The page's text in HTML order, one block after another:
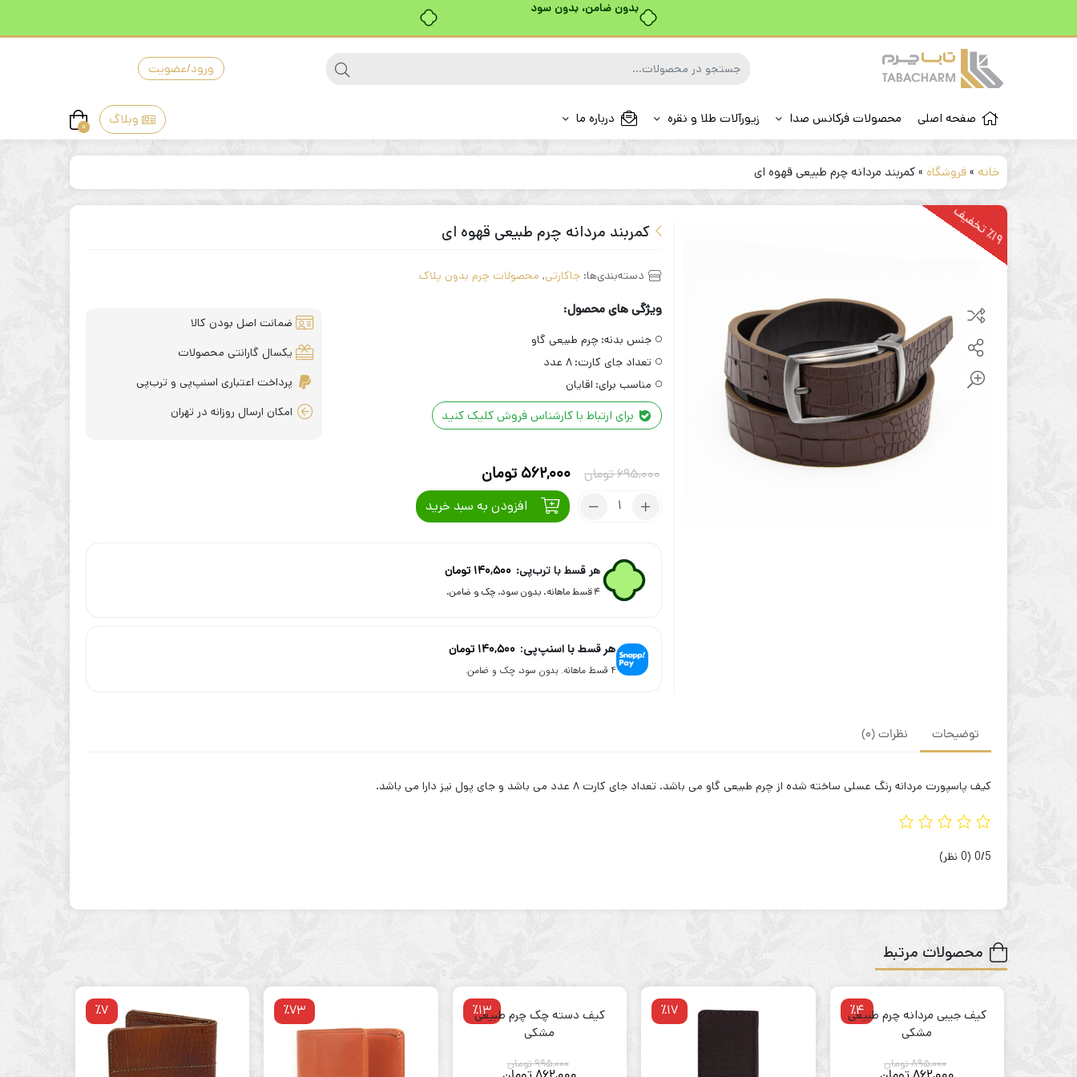
بدون ضامن، بدون سود
ورود/عضویت
صفحه اصلی محصولات فرکانس صدا زیورآلات طلا و نقره درباره ما وبلاگ 0
خانه »فروشگاه »کمربند مردانه چرم طبیعی قهوه ای
٪1
9
ت
خ
ف
یف کمربند مردانه چرم طبیعی قهوه ای
دسته‌بندی‌ها:جاکارتی, محصولات چرم بدون پلاک
ویژگی های محصول:
جنس بدنه: چرم طبیعی گاو
تعداد جای کارت: ۸ عدد
مناسب برای: اقایان
برای ارتباط با کارشناس فروش کلیک کنید
ضمانت اصل بودن کالا
یکسال گارانتی محصولات
پرداخت اعتباری اسنپ‌پی و ترب‌پی
امکان ارسال روزانه در تهران
695,000تومان
قیمت
اصلی
695,000 تومان
562,000 تومان
فعلی
562,000 تومان
تعداد:
طبیعی
قهوه
ای
افزودن به سبد خرید
هر قسط با ترب‌پی: 140,500 تومان
۴ قسط ماهانه. بدون سود، چک و ضامن.
هر قسط با اسنپ‌پی: 140,500 تومان
۴ قسط ماهانه. بدون سود، چک و ضامن.
توضیحات نظرات (0)
کیف پاسپورت مردانه رنگ عسلی ساخته شده از چرم طبیعی گاو می باشد. تعداد جای کارت ۸ عدد می باشد و جای پول نیز دارا می باشد.
‫0/5 ‫(0 نظر)
محصولات مرتبط
٪4
کیف جیبی مردانه چرم طبیعی
مشکی
895,000تومان
٪17 ٪13
کیف دسته چک چرم طبیعی
مشکی
995,000تومان
٪73 ٪7